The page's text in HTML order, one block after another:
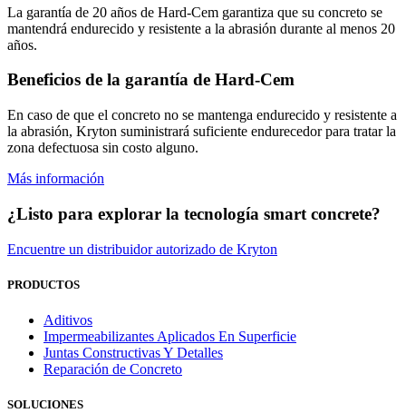
La garantía de 20 años de Hard-Cem garantiza que su concreto se
mantendrá endurecido y resistente a la abrasión durante al menos 20
años.
Beneficios de la garantía de Hard-Cem
En caso de que el concreto no se mantenga endurecido y resistente a
la abrasión, Kryton suministrará suficiente endurecedor para tratar la
zona defectuosa sin costo alguno.
Más información
¿Listo para explorar la tecnología smart concrete?
Encuentre un distribuidor autorizado de Kryton
PRODUCTOS
Aditivos
Impermeabilizantes Aplicados En Superficie
Juntas Constructivas Y Detalles
Reparación de Concreto
SOLUCIONES